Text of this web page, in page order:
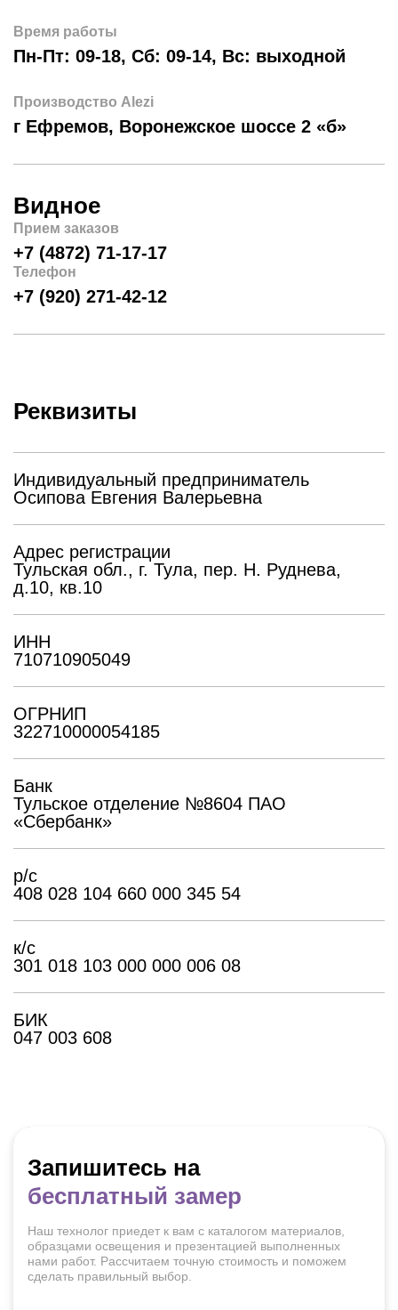
Время работы
Пн-Пт: 09-18, Сб: 09-14, Вс: выходной
Производство Alezi
г Ефремов, Воронежское шоссе 2 «б»
Видное
Прием заказов
+7 (4872) 71-17-17
Телефон
+7 (920) 271-42-12
Реквизиты
Индивидуальный предприниматель
Осипова Евгения Валерьевна
Адрес регистрации
Тульская обл., г. Тула, пер. Н. Руднева,
д.10, кв.10
ИНН
710710905049
ОГРНИП
322710000054185
Банк
Тульское отделение №8604 ПАО
«Сбербанк»
р/с
408 028 104 660 000 345 54
к/с
301 018 103 000 000 006 08
БИК
047 003 608
Запишитесь на
бесплатный замер
Наш технолог приедет к вам с каталогом материалов,
образцами освещения и презентацией выполненных
нами работ. Рассчитаем точную стоимость и поможем
сделать правильный выбор.